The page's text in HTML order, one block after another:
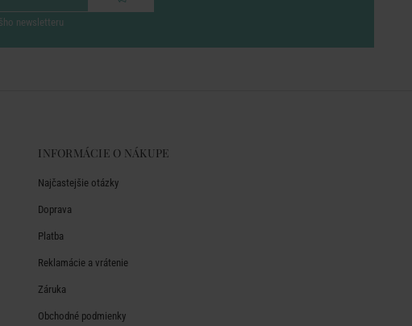
newsletteru
INFORMÁCIE O NÁKUPE
Najčastejšie otázky
Doprava
Platba
Reklamácie a vrátenie
Záruka
Obchodné podmienky